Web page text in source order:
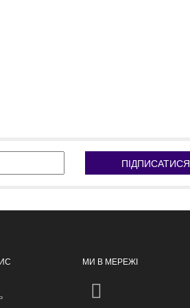
ПІДПИСАТИСЯ
МИ В МЕРЕЖІ